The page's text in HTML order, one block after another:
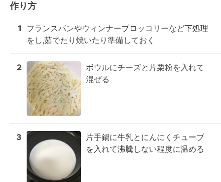
作り方
1
フランスパンやウィンナーブロッコリーなど下処理
をし,茹でたり焼いたり準備しておく
2
ボウルにチーズと片栗粉を入れて
混ぜる
3
片手鍋に牛乳とにんにくチューブ
を入れて沸騰しない程度に温める